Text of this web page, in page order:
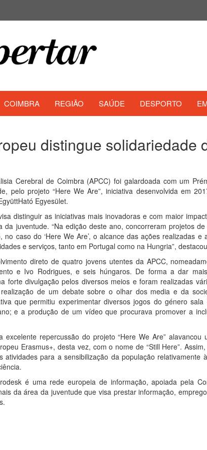
COIMBRA REGIÃO SAÚDE DESPORTO
distingue solidariedade
Cerebral de Coimbra (APCC) foi galardoada com um
pelo projeto “Here We Are”, iniciativa desenvolvida em
Egyesület.
distinguir as iniciativas mais inovadoras e com maior
da juventude. “Na edição deste ano, concorreram projetos
no caso do ‘Here We Are’, o alcance das ações realizadas e
e serviços, tanto em Portugal como na Hungria”,
direto de quatro jovens utentes da APCC,
e Ivo Rodrigues, e seis húngaros. De forma a dar
forte divulgação pelos diversos meios e foram realizadas
de um debate sobre o olhar dos media e da
que permitiu experimentar diversos jogos do género
e a produção de um vídeo que procurava promover a
excelente repercussão do projeto “Here We Are” alavancou
Erasmus+, desta vez, com o nome de “Still Here”.
atividades para a sensibilização da população relativamente
é uma rede europeia de informação, apoiada pela
da área da juventude que visa prestar informação,